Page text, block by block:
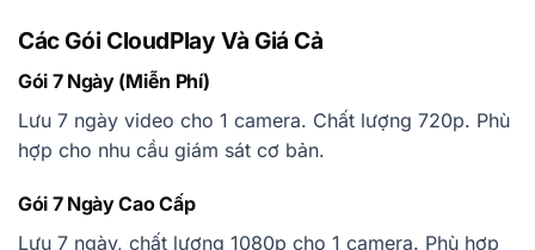
Các Gói CloudPlay Và Giá Cả
Gói 7 Ngày (Miễn Phí)
Lưu 7 ngày video cho 1 camera. Chất lượng 720p. Phù
hợp cho nhu cầu giám sát cơ bản.
Gói 7 Ngày Cao Cấp
Lưu 7 ngày, chất lượng 1080p cho 1 camera. Phù hợp